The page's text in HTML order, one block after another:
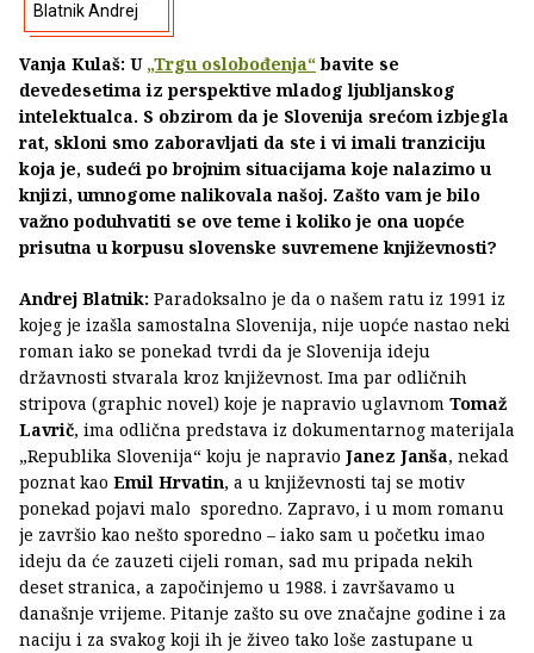
Blatnik Andrej
Vanja Kulaš: U „Trgu oslobođenja“bavite se
devedesetima iz perspektive mladog ljubljanskog
intelektualca. S obzirom da je Slovenija srećom izbjegla
rat, skloni smo zaboravljati da ste i vi imali tranziciju
koja je, sudeći po brojnim situacijama koje nalazimo u
knjizi, umnogome nalikovala našoj. Zašto vam je bilo
važno poduhvatiti se ove teme i koliko je ona uopće
prisutna u korpusu slovenske suvremene književnosti?
Andrej Blatnik: Paradoksalno je da o našem ratu iz 1991 iz
kojeg je izašla samostalna Slovenija, nije uopće nastao neki
roman iako se ponekad tvrdi da je Slovenija ideju
državnosti stvarala kroz književnost. Ima par odličnih
stripova (graphic novel) koje je napravio uglavnom Tomaž
Lavrič, ima odlična predstava iz dokumentarnog materijala
„Republika Slovenija“ koju je napravio Janez Janša, nekad
poznat kao Emil Hrvatin, a u književnosti taj se motiv
ponekad pojavi malo sporedno. Zapravo, i u mom romanu
je završio kao nešto sporedno – iako sam u početku imao
ideju da će zauzeti cijeli roman, sad mu pripada nekih
deset stranica, a započinjemo u 1988. i završavamo u
današnje vrijeme. Pitanje zašto su ove značajne godine i za
naciju i za svakog koji ih je živeo tako loše zastupane u